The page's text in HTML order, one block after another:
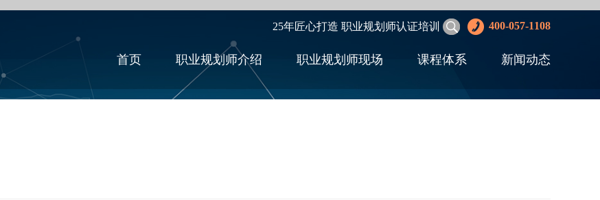
首页 职业规划师介绍 职业规划师现场 课程体系 新闻动态
25年匠心打造 职业规划师认证培训 400-057-1108